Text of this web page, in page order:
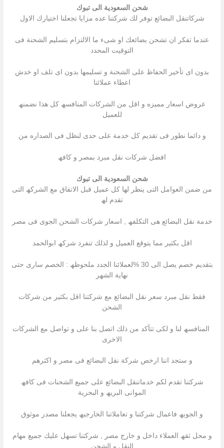
شحن السعودية الى تبوك
شركاتنقل البضائع توفر لك شركتنا عده مزایا تجعلنا اختیارك الاول
عندما تفكر ان تشحن بضائعك او شىء ما الالتزام بتسلیم الشحنة فى
التوقیت المحدد
بدون اى تأخیر الحفاظ على الشحنة و تسلیمھا بدون اى تلف او خدش
اعطاء عملائنا
عروض اسعار ممیزه و اقل من الشركات المنافسھ كل ھذا نضمنھ
للعمیل
و دائما نطور فى تقدیم كل خدمة على حدى لنظل فى الصداره من
افضل شركات نقل مبرد بمصر و كافھ
شحن السعودية الى تبوك
من ضمن العوامل التى ینظر لھا كل عمیل قبل الاتفاق مع الشركھ التى
تقدم لھ
خدمة نقل البضائع ھى التكلفھ , اسعار شركات الشحن الجوى فى مصر
اقل بكثیر مما یتوقع العمیل و لذلك تنفرد شركھ ابوالحمد
بتقدیم خصم یصل الى 30 %لعملائنا الجدد ملحوظھ : الخصم سارى حتى
نھایة الشھر
فقط نقل مبرد سعر نقل البضائع مع شركتنا اقل بكثیر من شركات
الشحن
المنافسھ لنا و لكى تتأكد من ذلك اتصل بنا على و تواصل مع الشركات
الاخرى
و ستجد اننا ارخص شركة نقل البضائع فى مصر و اكثرھم
شركتنا تقدم لكم خدماتنقل البضائع على جمیع الشحنات فى كافھ
الموانى البریھ و البحریة
و الجویھ فاعمال شركتنا و تعاملاتنا الخارجیھ یجعلنا مصدر موثوق
و محل ثقھ العملاء داخل و خارج مصر , شركتنا تسھل علیك جمیع مھام
النقل و الشحن